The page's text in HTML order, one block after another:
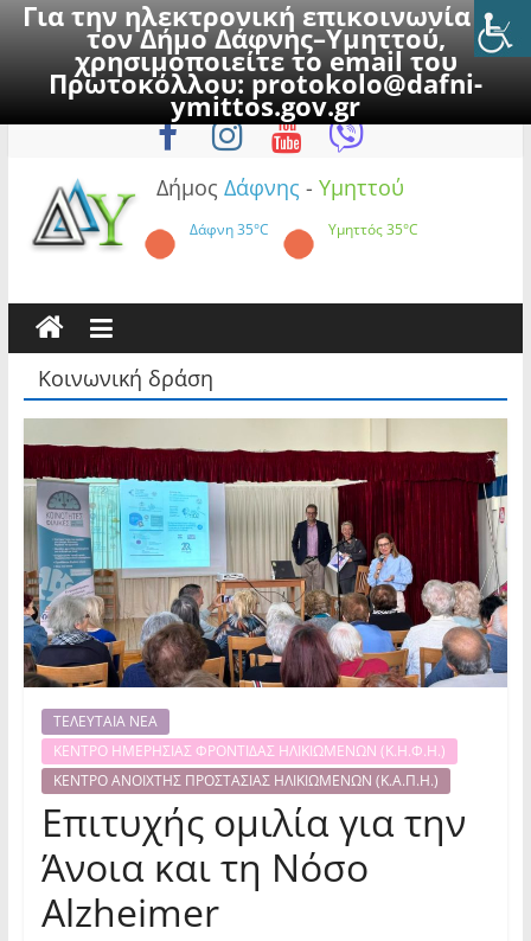
Για την ηλεκτρονική επικοινωνία με
τον Δήμο Δάφνης–Υμηττού,
χρησιμοποιείτε το email του
Πρωτοκόλλου:protokolo@dafni-
ymittos.gov.gr
to
Σάββατο, 8 Αυγούστου 2026
Δήμος Δάφνης - Υμηττού
Δάφνη35°C Υμηττός35°C
Κοινωνική δράση
ΤΕΛΕΥΤΑΙΑ ΝΕΑ
ΚΕΝΤΡΟ ΗΜΕΡΗΣΙΑΣ ΦΡΟΝΤΙΔΑΣ ΗΛΙΚΙΩΜΕΝΩΝ (Κ.Η.Φ.Η.)
ΚΕΝΤΡΟ ΑΝΟΙΧΤΗΣ ΠΡΟΣΤΑΣΙΑΣ ΗΛΙΚΙΩΜΕΝΩΝ (Κ.Α.Π.Η.)
Επιτυχής ομιλία για την
Άνοια και τη Νόσο
Alzheimer